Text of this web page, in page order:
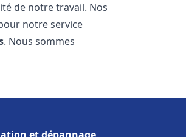
de notre travail. Nos
notre service
. Nous sommes